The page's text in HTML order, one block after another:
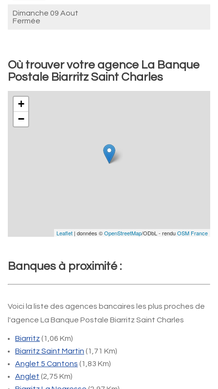
Dimanche 09 Aout
Fermée
Où trouver votre agence La Banque
Postale Biarritz Saint Charles
+
−
Leaflet | données ©OpenStreetMap/ODbL - renduOSM France
Banques à proximité :
Voici la liste des agences bancaires les plus proches de
l'agence La Banque Postale Biarritz Saint Charles
Biarritz (1,06 Km)
Biarritz Saint Martin (1,71 Km)
Anglet 5 Cantons (1,83 Km)
Anglet (2,75 Km)